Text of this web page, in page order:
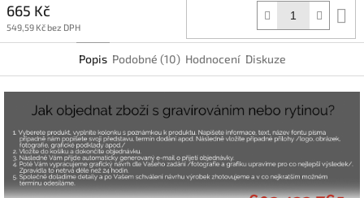
665 Kč
549,59 Kč bez DPH
Popis Podobné (10) Hodnocení Diskuze